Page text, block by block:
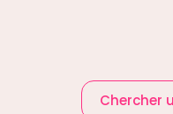
Chercher